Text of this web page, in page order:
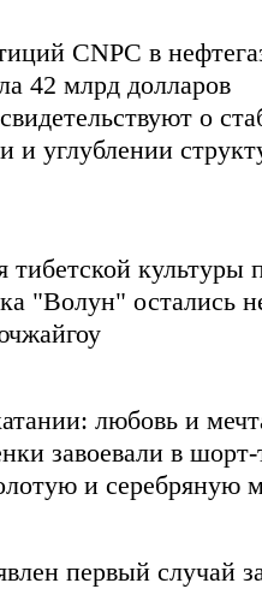
CNPC в
42 млрд долларов
о
и углублении
тибетской культуры
"Волун" остались
любовь и
завоевали в шорт-
и серебряную
первый случай